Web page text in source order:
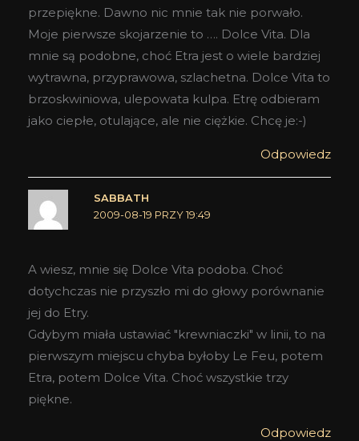
przepiękne. Dawno nic mnie tak nie porwało.
Moje pierwsze skojarzenie to …. Dolce Vita. Dla
mnie są podobne, choć Etra jest o wiele bardziej
wytrawna, przyprawowa, szlachetna. Dolce Vita to
brzoskwiniowa, ulepowata kulpa. Etrę odbieram
jako ciepłe, otulające, ale nie ciężkie. Chcę je:-)
Odpowiedz
SABBATH
2009-08-19 PRZY 19:49
A wiesz, mnie się Dolce Vita podoba. Choć
dotychczas nie przyszło mi do głowy porównanie
jej do Etry.
Gdybym miała ustawiać "krewniaczki" w linii, to na
pierwszym miejscu chyba byłoby Le Feu, potem
Etra, potem Dolce Vita. Choć wszystkie trzy
piękne.
Odpowiedz